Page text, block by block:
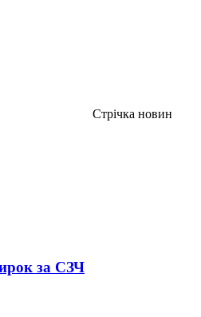
Стрічка новин
за СЗЧ